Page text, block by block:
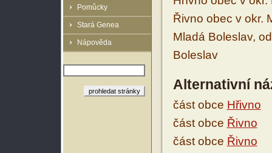
Pomůcky
Stará Genea
Nápověda
Řivno obec v okr.
Mladá Boleslav,
Boleslav
Alternativní
část obce Hřivno
část obce Řivno
část obce Řivno